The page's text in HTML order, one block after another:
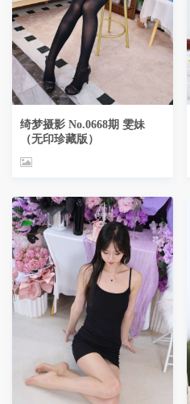
绮梦摄影 No.0668期 雯妹
（无印珍藏版）